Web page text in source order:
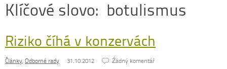
Klíčové slovo: botulismus
Riziko číhá v konzervách
Články, Odborné rady 31.10.2012 Źádný komentář